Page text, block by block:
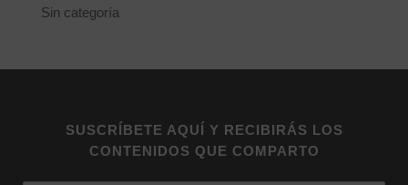
Sin categoría
SUSCRÍBETE AQUÍ Y RECIBIRÁS LOS
CONTENIDOS QUE COMPARTO